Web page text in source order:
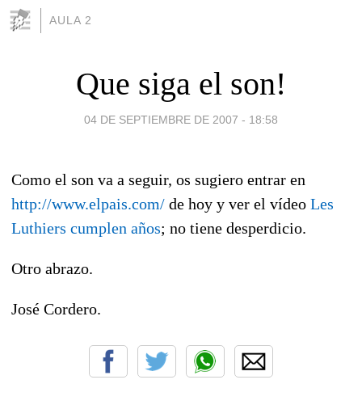
AULA 2
Que siga el son!
04 DE SEPTIEMBRE DE 2007 - 18:58
Como el son va a seguir, os sugiero entrar en
http://www.elpais.com/ de hoy y ver el vídeo Les
Luthiers cumplen años; no tiene desperdicio.
Otro abrazo.
José Cordero.